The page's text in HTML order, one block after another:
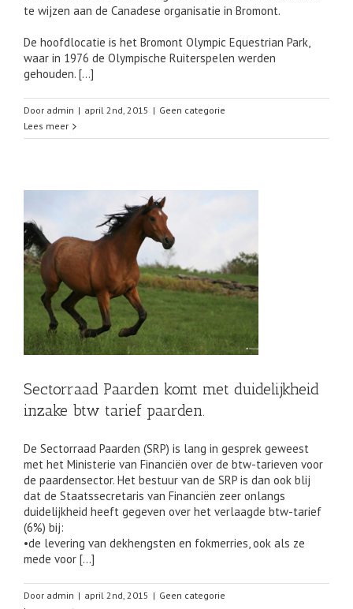
te wijzen aan de Canadese organisatie in Bromont.
De hoofdlocatie is het Bromont Olympic Equestrian Park,
waar in 1976 de Olympische Ruiterspelen werden
gehouden. […]
Door admin | april 2nd, 2015 | Geen categorie
Lees meer
Sectorraad Paarden komt met duidelijkheid
inzake btw tarief paarden.
De Sectorraad Paarden (SRP) is lang in gesprek geweest
met het Ministerie van Financiën over de btw-tarieven voor
de paardensector. Het bestuur van de SRP is dan ook blij
dat de Staatssecretaris van Financiën zeer onlangs
duidelijkheid heeft gegeven over het verlaagde btw-tarief
(6%) bij:
•de levering van dekhengsten en fokmerries, ook als ze
mede voor […]
Door admin | april 2nd, 2015 | Geen categorie